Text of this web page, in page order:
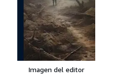
Imagen del editor